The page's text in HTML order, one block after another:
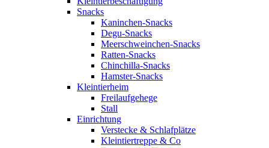
Snacks
Kaninchen-Snacks
Degu-Snacks
Meerschweinchen-Snacks
Ratten-Snacks
Chinchilla-Snacks
Hamster-Snacks
Kleintierheim
Freilaufgehege
Stall
Einrichtung
Verstecke & Schlafplätze
Kleintiertreppe & Co